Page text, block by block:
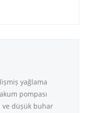
yağlama
pompası
ve düșük buhar